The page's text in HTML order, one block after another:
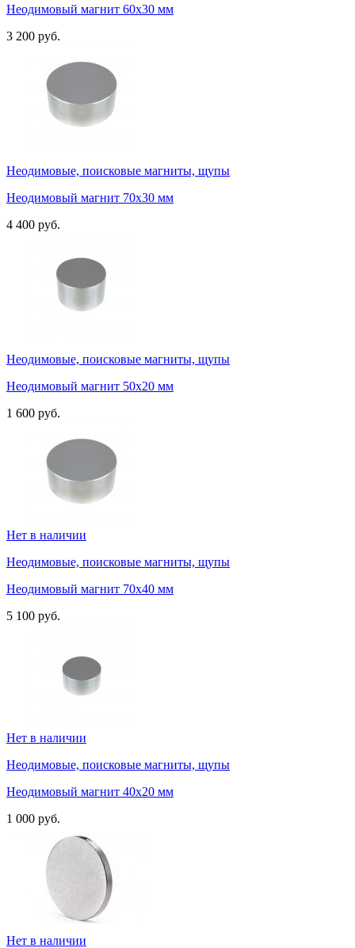
Неодимовый магнит 60х30 мм
3 200 руб.
Неодимовые, поисковые магниты, щупы
Неодимовый магнит 70х30 мм
4 400 руб.
Неодимовые, поисковые магниты, щупы
Неодимовый магнит 50х20 мм
1 600 руб.
Нет в наличии
Неодимовые, поисковые магниты, щупы
Неодимовый магнит 70х40 мм
5 100 руб.
Нет в наличии
Неодимовые, поисковые магниты, щупы
Неодимовый магнит 40х20 мм
1 000 руб.
Нет в наличии